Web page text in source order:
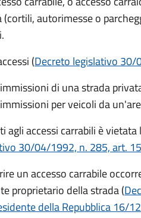
(cortili, autorimesse o
(Decreto legislativo
di una strada
per veicoli da
agli accessi carrabili è
30/04/1992, n. 285, art.
un accesso carrabile
proprietario della strada (
della Repubblica 16/